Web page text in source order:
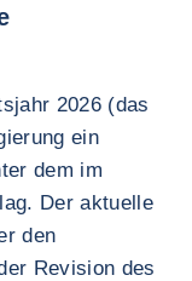
2026 (das
ein
dem im
Der aktuelle
den
Revision des